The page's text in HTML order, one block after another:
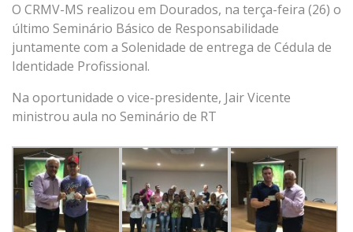
O CRMV-MS realizou em Dourados, na terça-feira (26) o
último Seminário Básico de Responsabilidade
juntamente com a Solenidade de entrega de Cédula de
Identidade Profissional.
Na oportunidade o vice-presidente, Jair Vicente
ministrou aula no Seminário de RT